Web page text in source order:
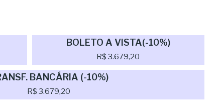
BOLETO A VISTA(-10%)
R$ 3.679,20
BANCÁRIA (-10%)
R$ 3.679,20